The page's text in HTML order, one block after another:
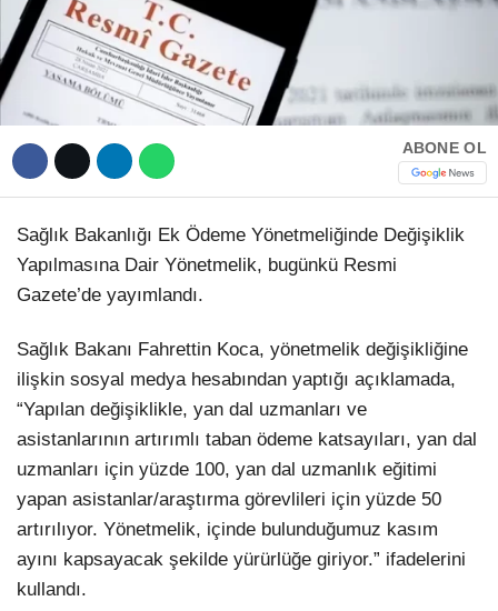
Instagram
TikTok
Telegram
ABONE OL
Sağlık Bakanlığı Ek Ödeme Yönetmeliğinde Değişiklik
Yapılmasına Dair Yönetmelik, bugünkü Resmi
Gazete’de yayımlandı.
Sağlık Bakanı Fahrettin Koca, yönetmelik değişikliğine
ilişkin sosyal medya hesabından yaptığı açıklamada,
“Yapılan değişiklikle, yan dal uzmanları ve
asistanlarının artırımlı taban ödeme katsayıları, yan dal
uzmanları için yüzde 100, yan dal uzmanlık eğitimi
yapan asistanlar/araştırma görevlileri için yüzde 50
artırılıyor. Yönetmelik, içinde bulunduğumuz kasım
ayını kapsayacak şekilde yürürlüğe giriyor.” ifadelerini
kullandı.